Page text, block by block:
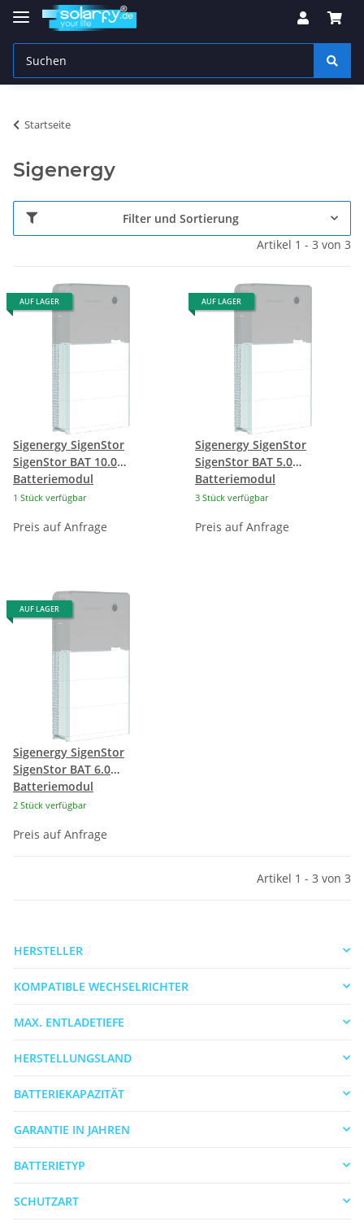
Startseite
Sigenergy
Filter und Sortierung
Artikel 1 - 3 von 3
AUF LAGER
Sigenergy SigenStor
SigenStor BAT 10.0
Batteriemodul
1 Stück verfügbar
Preis auf Anfrage
AUF LAGER
Sigenergy SigenStor
SigenStor BAT 5.0
Batteriemodul
3 Stück verfügbar
Preis auf Anfrage
AUF LAGER
Sigenergy SigenStor
SigenStor BAT 6.0
Batteriemodul
2 Stück verfügbar
Preis auf Anfrage
Artikel 1 - 3 von 3
HERSTELLER
KOMPATIBLE WECHSELRICHTER
MAX. ENTLADETIEFE
HERSTELLUNGSLAND
BATTERIEKAPAZITÄT
GARANTIE IN JAHREN
BATTERIETYP
SCHUTZART